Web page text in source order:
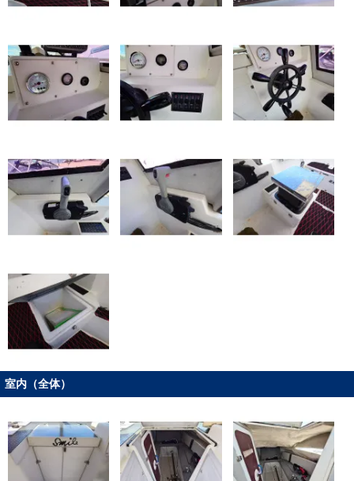
室内（全体）